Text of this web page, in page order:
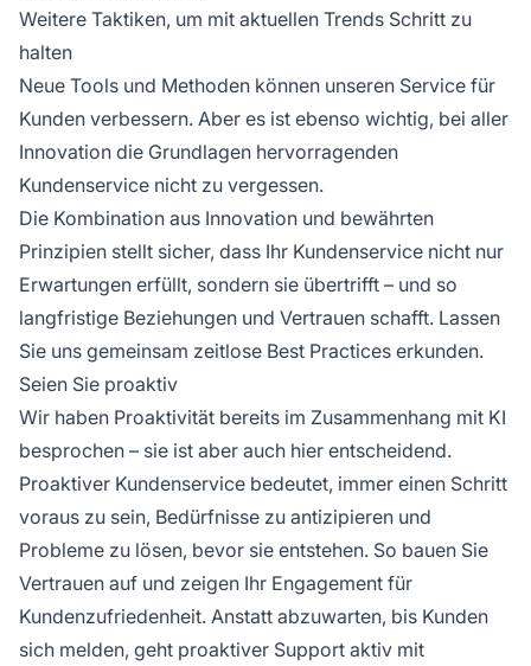
Weitere Taktiken, um mit aktuellen Trends Schritt zu
halten
Neue Tools und Methoden können unseren Service für
Kunden verbessern. Aber es ist ebenso wichtig, bei aller
Innovation die Grundlagen hervorragenden
Kundenservice nicht zu vergessen.
Die Kombination aus Innovation und bewährten
Prinzipien stellt sicher, dass Ihr Kundenservice nicht nur
Erwartungen erfüllt, sondern sie übertrifft – und so
langfristige Beziehungen und Vertrauen schafft. Lassen
Sie uns gemeinsam zeitlose Best Practices erkunden.
Seien Sie proaktiv
Wir haben Proaktivität bereits im Zusammenhang mit KI
besprochen – sie ist aber auch hier entscheidend.
Proaktiver Kundenservice bedeutet, immer einen Schritt
voraus zu sein, Bedürfnisse zu antizipieren und
Probleme zu lösen, bevor sie entstehen. So bauen Sie
Vertrauen auf und zeigen Ihr Engagement für
Kundenzufriedenheit. Anstatt abzuwarten, bis Kunden
sich melden, geht proaktiver Support aktiv mit